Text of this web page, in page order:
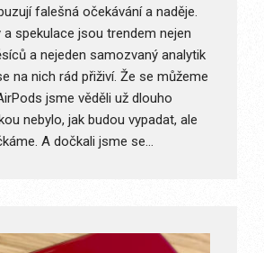
falešná očekávání a naděje.
a spekulace jsou trendem nejen
a nejeden samozvaný analytik
na nich rád přiživí. Že se můžeme
jsme věděli už dlouho
nebylo, jak budou vypadat, ale
A dočkali jsme se…